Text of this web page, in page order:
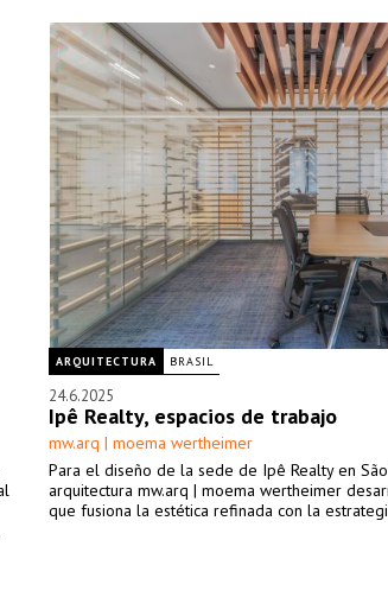
ARQUITECTURA BRASIL
24.6.2025
Ipê Realty, espacios de trabajo
mw.arq | moema wertheimer
Para el diseño de la sede de Ipê Realty en
arquitectura mw.arq | moema wertheimer
que fusiona la estética refinada con la